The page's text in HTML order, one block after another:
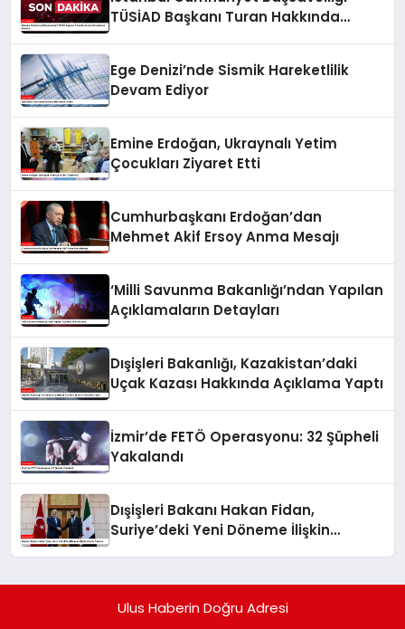
TÜSİAD Başkanı Turan Hakkında
Ege Denizi’nde Sismik Hareketlilik
Devam Ediyor
Emine Erdoğan, Ukraynalı Yetim
Çocukları Ziyaret Etti
Cumhurbaşkanı Erdoğan’dan
Mehmet Akif Ersoy Anma Mesajı
‘Milli Savunma Bakanlığı’ndan Yapılan
Açıklamaların Detayları
Dışişleri Bakanlığı, Kazakistan’daki
Uçak Kazası Hakkında Açıklama Yaptı
İzmir’de FETÖ Operasyonu: 32 Şüpheli
Yakalandı
Dışişleri Bakanı Hakan Fidan,
Suriye’deki Yeni Döneme İlişkin
Ulus Haberin Doğru Adresi